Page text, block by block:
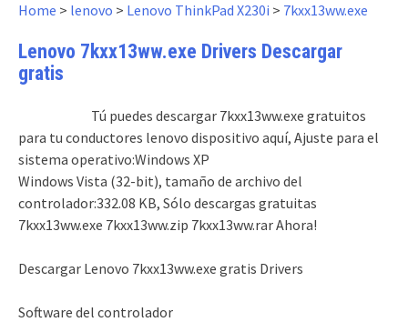
Home > lenovo > Lenovo ThinkPad X230i > 7kxx13ww.exe
Lenovo 7kxx13ww.exe Drivers Descargar
gratis
Tú puedes descargar 7kxx13ww.exe gratuitos
para tu conductores lenovo dispositivo aquí, Ajuste para el
sistema operativo:Windows XP
Windows Vista (32-bit), tamaño de archivo del
controlador:332.08 KB, Sólo descargas gratuitas
7kxx13ww.exe 7kxx13ww.zip 7kxx13ww.rar Ahora!
Descargar Lenovo 7kxx13ww.exe gratis Drivers
Software del controlador